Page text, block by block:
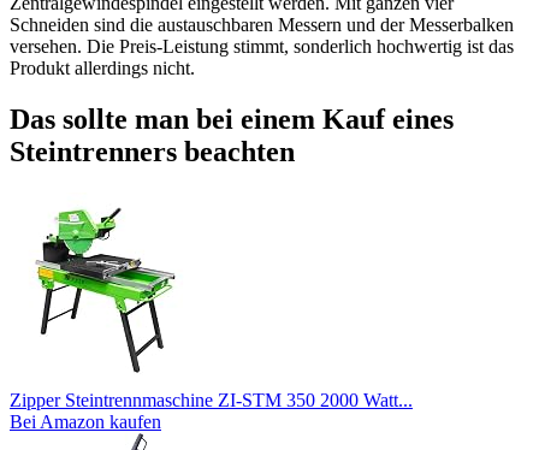
Schneiden sind die austauschbaren Messern und der Messerbalken
versehen. Die Preis-Leistung stimmt, sonderlich hochwertig ist das
Produkt allerdings nicht.
Das sollte man bei einem Kauf eines
Steintrenners beachten
Zipper Steintrennmaschine ZI-STM 350 2000 Watt...
Bei Amazon kaufen